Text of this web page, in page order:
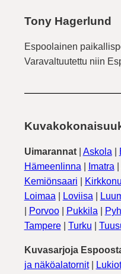
Tony Hagerlund
Espoolainen
Varavaltuutettu niin
Uimarannat| Askola|
Hämeenlinna| Imatra|
Kemiönsaari
Loimaa| Loviisa|
Porvoo| Pukkila|
Tampere| Turku
Kuvasarjoja
ja näköalatornit| Lukiot